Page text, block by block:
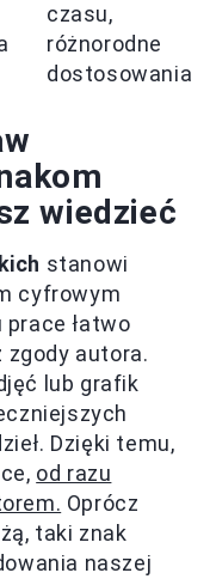
czasu,
różnorodne
dostosowania
wiedzieć
stanowi
cyfrowym
łatwo
zgody autora.
lub grafik
Dzięki temu,
od razu
Oprócz
taki znak
naszej